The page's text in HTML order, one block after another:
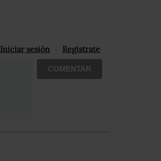
Iniciar sesión Registrate
COMENTAR